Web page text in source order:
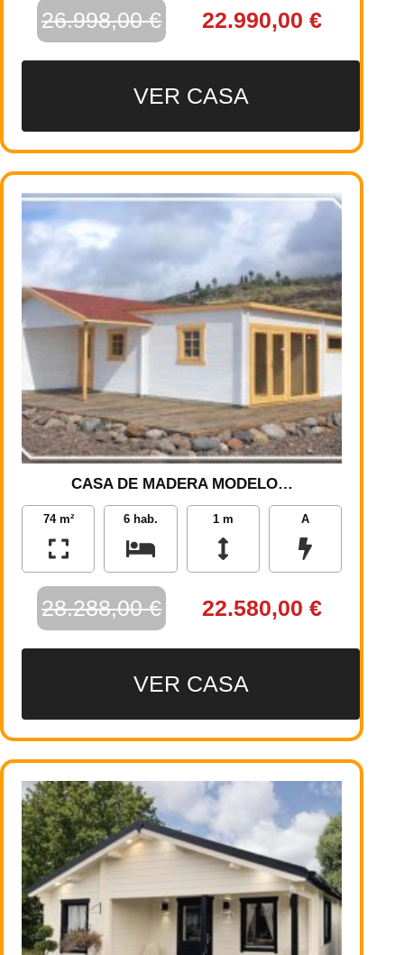
26.998,00 € 22.990,00 €
VER CASA
CASA DE MADERA MODELO…
74 m² 6 hab. 1 m A
28.288,00 € 22.580,00 €
VER CASA